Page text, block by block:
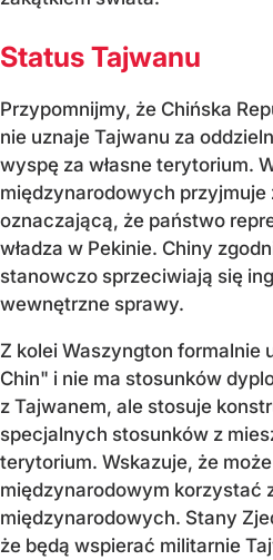
Status Tajwanu
Przypomnijmy, że Chińska
nie uznaje Tajwanu za
wyspę za własne terytorium.
międzynarodowych
oznaczającą, że państwo
władza w Pekinie. Chiny
stanowczo sprzeciwiają się
wewnętrzne sprawy.
Z kolei Waszyngton formalnie
Chin" i nie ma stosunków
z Tajwanem, ale stosuje
specjalnych stosunków z
terytorium. Wskazuje, że
międzynarodowym korzystać
międzynarodowych. Stany
że będą wspierać militarnie